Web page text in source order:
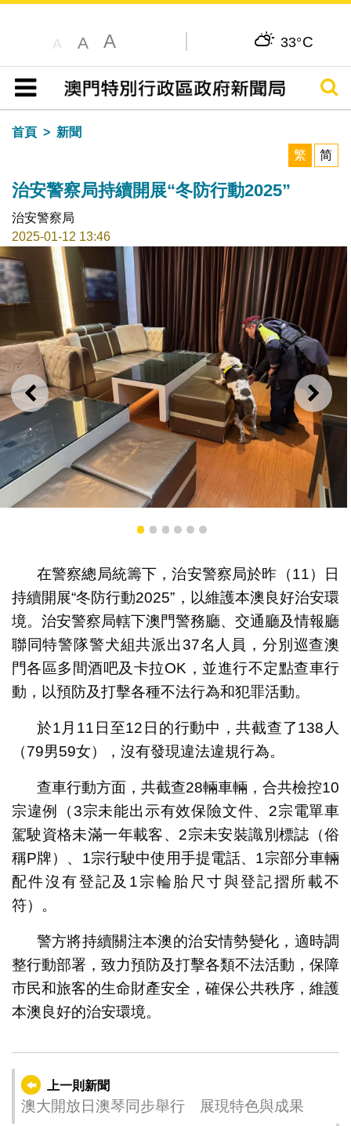
A A A 33°C
目錄
搜尋
首頁
新聞
繁
简
治安警察局持續開展“冬防行動2025”
治安警察局
2025-01-12 13:46
上一則 下一
治安警察局持續開展“冬防行動2025”
1 2 3 4 5 6
在警察總局統籌下，治安警察局於昨（11）日
持續開展“冬防行動2025”，以維護本澳良好治安環
境。治安警察局轄下澳門警務廳、交通廳及情報廳
聯同特警隊警犬組共派出37名人員，分別巡查澳
門各區多間酒吧及卡拉OK，並進行不定點查車行
動，以預防及打擊各種不法行為和犯罪活動。
於1月11日至12日的行動中，共截查了138人
（79男59女），沒有發現違法違規行為。
查車行動方面，共截查28輛車輛，合共檢控10
宗違例（3宗未能出示有效保險文件、2宗電單車
駕駛資格未滿一年載客、2宗未安裝識別標誌（俗
稱P牌）、1宗行駛中使用手提電話、1宗部分車輛
配件沒有登記及1宗輪胎尺寸與登記摺所載不
符）。
警方將持續關注本澳的治安情勢變化，適時調
整行動部署，致力預防及打擊各類不法活動，保障
市民和旅客的生命財產安全，確保公共秩序，維護
本澳良好的治安環境。
上一則新聞
澳大開放日澳琴同步舉行 展現特色與成果